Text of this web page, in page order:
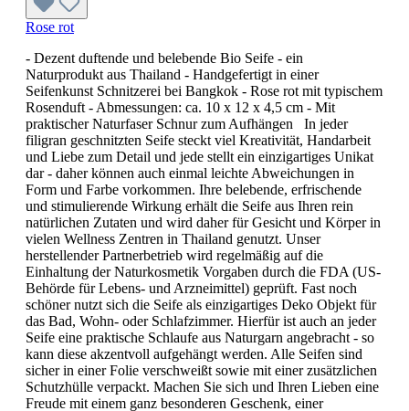
Rose rot
- Dezent duftende und belebende Bio Seife - ein
Naturprodukt aus Thailand - Handgefertigt in einer
Seifenkunst Schnitzerei bei Bangkok - Rose rot mit typischem
Rosenduft - Abmessungen: ca. 10 x 12 x 4,5 cm - Mit
praktischer Naturfaser Schnur zum Aufhängen In jeder
filigran geschnitzten Seife steckt viel Kreativität, Handarbeit
und Liebe zum Detail und jede stellt ein einzigartiges Unikat
dar - daher können auch einmal leichte Abweichungen in
Form und Farbe vorkommen. Ihre belebende, erfrischende
und stimulierende Wirkung erhält die Seife aus Ihren rein
natürlichen Zutaten und wird daher für Gesicht und Körper in
vielen Wellness Zentren in Thailand genutzt. Unser
herstellender Partnerbetrieb wird regelmäßig auf die
Einhaltung der Naturkosmetik Vorgaben durch die FDA (US-
Behörde für Lebens- und Arzneimittel) geprüft. Fast noch
schöner nutzt sich die Seife als einzigartiges Deko Objekt für
das Bad, Wohn- oder Schlafzimmer. Hierfür ist auch an jeder
Seife eine praktische Schlaufe aus Naturgarn angebracht - so
kann diese akzentvoll aufgehängt werden. Alle Seifen sind
sicher in einer Folie verschweißt sowie mit einer zusätzlichen
Schutzhülle verpackt. Machen Sie sich und Ihren Lieben eine
Freude mit einem ganz besonderen Geschenk, einer